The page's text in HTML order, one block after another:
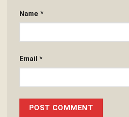
Name *
Email *